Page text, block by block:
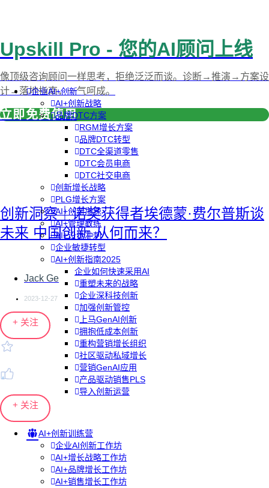
企业AI+创新
AI+创新战略
品牌DTC方案
RGM增长方案
品牌DTC转型
DTC全渠道零售
DTC会员电商
DTC社交电商
创新增长战略
PLG增长方案
AI+创新加速
AI+管理教练
AI+设计冲刺
企业敏捷转型
AI+创新指南2025
企业如何快速采用AI
重塑未来的战略
企业深科技创新
加强创新管控
上马GenAI创新
拥抱低成本创新
重构营销增长组织
社区驱动私域增长
营销GenAI应用
产品驱动销售PLS
导入创新运营
AI+创新训练营
企业AI创新工作坊
AI+增长战略工作坊
AI+品牌增长工作坊
AI+销售增长工作坊
Upskill Pro - 您的AI顾问上线
像顶级咨询顾问一样思考，拒绝泛泛而谈。诊断→推演→方案设
计→落地指南，一气呵成。
立即免费使用
创新洞察｜诺奖获得者埃德蒙·费尔普斯谈
未来 中国创新 从何而来？
Jack Ge
2023-12-27
+ 关注
+ 关注